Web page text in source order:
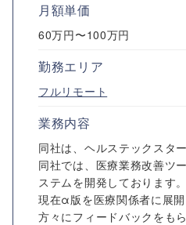
月額単価
60万円〜100万円
勤務エリア
フルリモート
業務内容
同社は、ヘルステックスタ
同社では、医療業務改善ツ
ステムを開発しております。
現在α版を医療関係者に展
方々にフィードバックをも